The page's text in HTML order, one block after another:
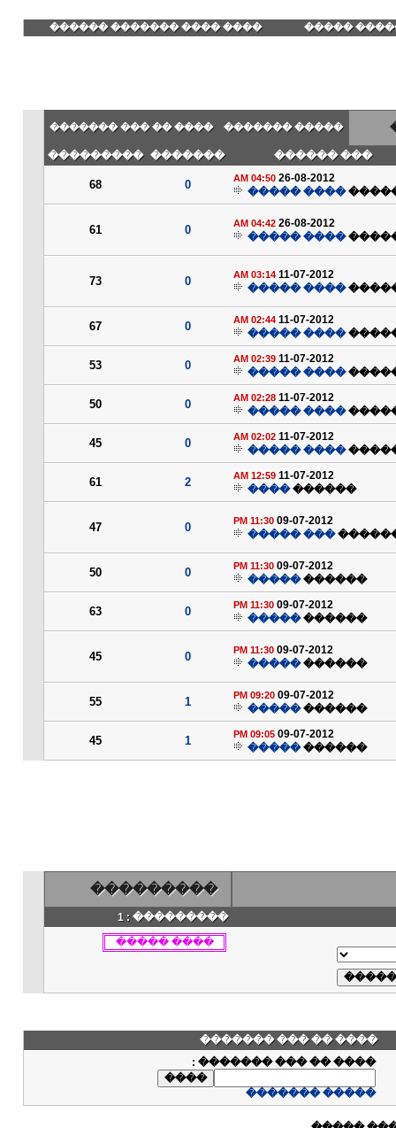
�������
���� ���� ������� ������
����� �������
���� �� ��� �������
��� ������
�������
���������
26-08-2012
04:50 AM
���� �����
0
68
26-08-2012
04:42 AM
���� �����
0
61
11-07-2012
03:14 AM
���� �����
0
73
11-07-2012
02:44 AM
���� �����
0
67
11-07-2012
02:39 AM
���� �����
0
53
11-07-2012
02:28 AM
���� �����
0
50
11-07-2012
02:02 AM
���� �����
0
45
11-07-2012
12:59 AM
������
����
2
61
09-07-2012
11:30 PM
��� �����
0
47
09-07-2012
11:30 PM
������
�����
0
50
09-07-2012
11:30 PM
������
�����
0
63
09-07-2012
11:30 PM
������
�����
0
45
09-07-2012
09:20 PM
������
�����
1
55
09-07-2012
09:05 PM
������
�����
1
45
���������
��������� : 1
���� �� ��� �������
���� �� ��� �������
:
����� �������